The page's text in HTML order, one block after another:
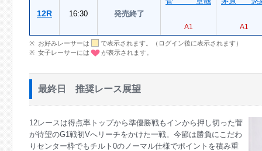
12R 16:30 発売終了
A1 A1
お好みレーサーは
で表示されます。（ログイン後に表示されます）
女子レーサーには
が表示されます。
最終日 推奨レース展望
12レースは得点率トップから準優勝戦もインから押し切った菅
が待望のG1戦初Vへリーチをかけた一戦。今節は勝負にこだわ
りセンター枠でもチルト0のノーマル仕様でポイントを積み重